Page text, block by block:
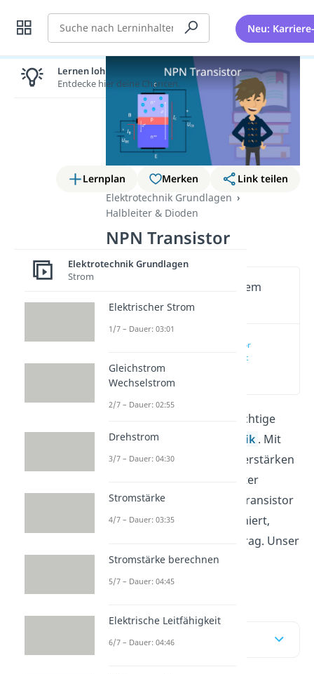
Suche Neu:
Lernplan Merken
Link teilen
Elektrotechnik Grundlagen
Halbleiter & Dioden
NPN Transistor
Wichtige Inhalte in diesem
Video
NPN Transistor
einfach erklärt
sind wichtige
Bauteile der Elektrotechnik . Mit
ihnen kannst du Ströme verstärken
oder sie als ON/OFF-Schalter
verwenden. Wie ein NPN Transistor
aufgebaut ist und funktioniert,
erfährst du in diesem Beitrag. Unser
Videodazu erklärt dir das
Wichtigste in kurzer Zeit.
Inhaltsübersicht
Lernen lohnt sich!
Entdecke hier deine Chancen.
Elektrotechnik Grundlagen
Strom
Elektrischer Strom
1/7 – Dauer: 03:01
Gleichstrom
Wechselstrom
2/7 – Dauer: 02:55
Drehstrom
3/7 – Dauer: 04:30
Stromstärke
4/7 – Dauer: 03:35
Stromstärke berechnen
5/7 – Dauer: 04:45
Elektrische Leitfähigkeit
6/7 – Dauer: 04:46